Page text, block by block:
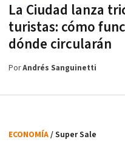
La Ciudad lanza
turistas: cómo
dónde circularán
PorAndrés Sanguinetti
ECONOMÍA/ Super Sale